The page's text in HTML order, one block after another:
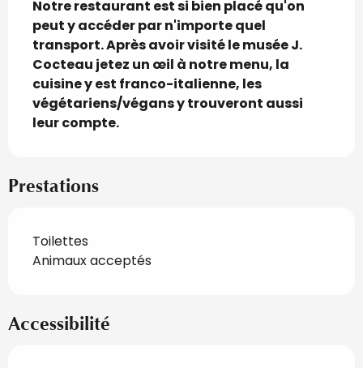
Notre restaurant est si bien placé qu'on
peut y accéder par n'importe quel
transport. Après avoir visité le musée J.
Cocteau jetez un œil à notre menu, la
cuisine y est franco-italienne, les
végétariens/végans y trouveront aussi
leur compte.
Prestations
Toilettes
Animaux acceptés
Accessibilité